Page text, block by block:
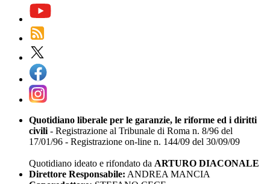
Quotidiano liberale per le garanzie, le riforme ed i diritti
civili - Registrazione al Tribunale di Roma n. 8/96 del
17/01/96 - Registrazione on-line n. 144/09 del 30/09/09
Quotidiano ideato e rifondato da ARTURO DIACONALE
Direttore Responsabile: ANDREA MANCIA